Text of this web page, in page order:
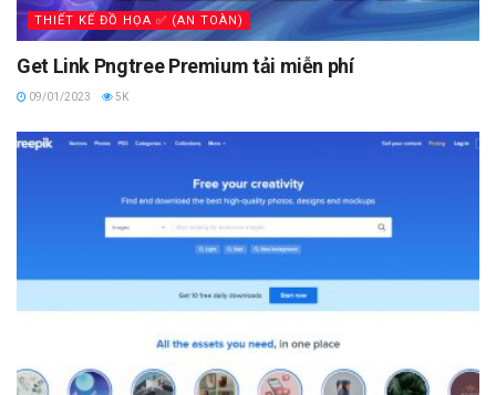
THIẾT KẾ ĐỒ HỌA ✅ (AN TOÀN)
Get Link Pngtree Premium tải miễn phí
09/01/2023 5K